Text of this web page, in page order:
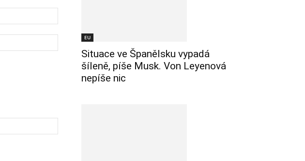
EU
Situace ve Španělsku vypadá
šíleně, píše Musk. Von Leyenová
nepíše nic